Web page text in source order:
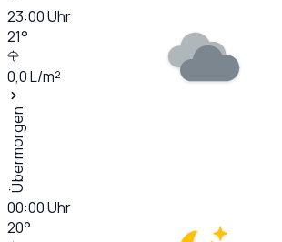
23:00Uhr
21°
0,0L/m²
Übermorgen
00:00Uhr
20°